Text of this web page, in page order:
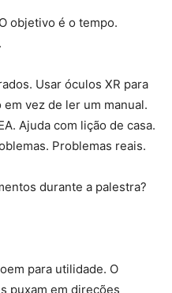
objetivo é o tempo.
Usar óculos XR para
vez de ler um manual.
Ajuda com lição de casa.
Problemas reais.
durante a palestra?
para utilidade. O
puxam em direções